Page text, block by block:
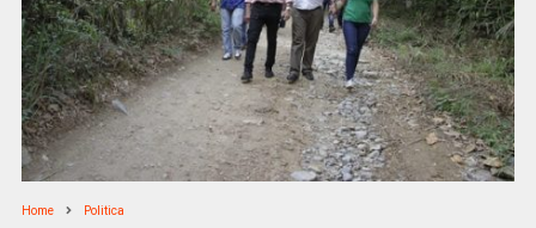
Home Politica